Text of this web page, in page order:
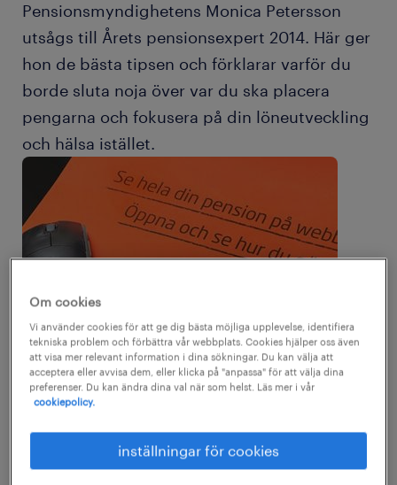
Pensionsmyndighetens Monica Petersson
utsågs till Årets pensionsexpert 2014. Här ger
hon de bästa tipsen och förklarar varför du
borde sluta noja över var du ska placera
pengarna och fokusera på din löneutveckling
och hälsa istället.
Hur stor del av min pension styr jag själv
Om cookies
Vi använder cookies för att ge dig bästa möjliga upplevelse, identifiera
tekniska problem och förbättra vår webbplats. Cookies hjälper oss även
att visa mer relevant information i dina sökningar. Du kan välja att
acceptera eller avvisa dem, eller klicka på "anpassa" för att välja dina
preferenser. Du kan ändra dina val när som helst. Läs mer i vår
cookiepolicy.
inställningar för cookies